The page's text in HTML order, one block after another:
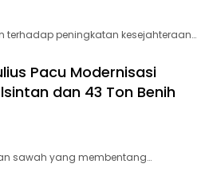
terhadap peningkatan kesejahteraan…
Pacu Modernisasi
dan 43 Ton Benih
sawah yang membentang…